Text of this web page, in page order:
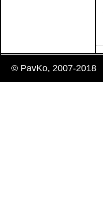
© PavKo, 2007-2018